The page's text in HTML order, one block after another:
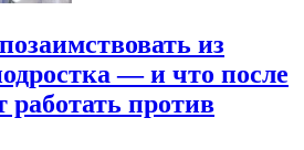
из
— и что после
работать против